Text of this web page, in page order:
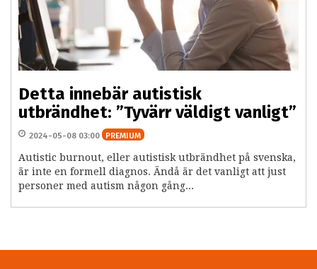
Detta innebär autistisk
utbrändhet: ”Tyvärr väldigt vanligt”
2024-05-08 03:00 PREMIUM
Autistic burnout, eller autistisk utbrändhet på svenska,
är inte en formell diagnos. Ändå är det vanligt att just
personer med autism någon gång...